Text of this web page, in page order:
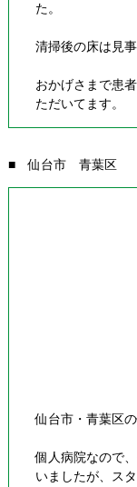
た。
清掃後の床は見
おかげさまで患
ただいてます。
■ 仙台市 青葉区
仙台市・青葉区
個人病院なので
いましたが、ス